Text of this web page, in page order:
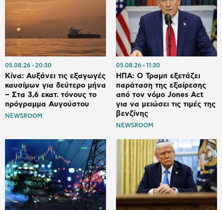
05.08.26 20:30
Κίνα: Αυξάνει τις εξαγωγές
καυσίμων για δεύτερο μήνα
– Στα 3,6 εκατ. τόνους το
πρόγραμμα Αυγούστου
NEWSROOM
05.08.26 11:30
ΗΠΑ: Ο Τραμπ εξετάζει
παράταση της εξαίρεσης
από τον νόμο Jones Act
για να μειώσει τις τιμές της
βενζίνης
NEWSROOM